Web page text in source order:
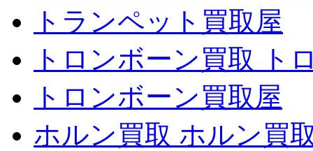
トランペット買取屋
トロンボーン買取 ト
トロンボーン買取屋
ホルン買取 ホルン買